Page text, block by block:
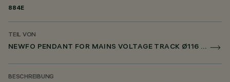
884E
TEIL VON
NEWFO PENDANT FOR MAINS VOLTAGE TRACK Ø116 MM
BESCHREIBUNG